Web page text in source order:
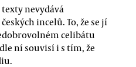
nevydává
incelů. To, že se jí
celibátu
ní souvisí i s tím, že